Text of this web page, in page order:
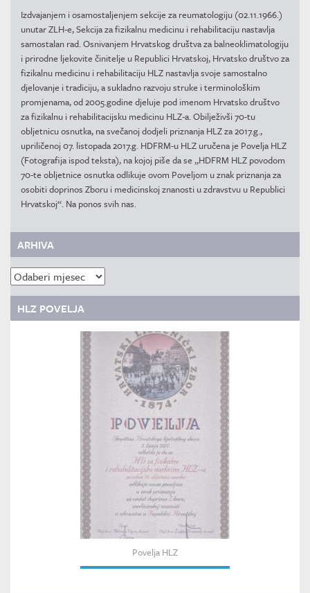
Izdvajanjem i osamostaljenjem sekcije za reumatologiju (02.11.1966.)
unutar ZLH-e, Sekcija za fizikalnu medicinu i rehabilitaciju nastavlja
samostalan rad. Osnivanjem Hrvatskog društva za balneoklimatologiju
i prirodne ljekovite činitelje u Republici Hrvatskoj, Hrvatsko društvo za
fizikalnu medicinu i rehabilitaciju HLZ nastavlja svoje samostalno
djelovanje i tradiciju, a sukladno razvoju struke i terminološkim
promjenama, od 2005.godine djeluje pod imenom Hrvatsko društvo
za fizikalnu i rehabilitacijsku medicinu HLZ-a. Obilježivši 70-tu
obljetnicu osnutka, na svečanoj dodjeli priznanja HLZ za 2017.g.,
upriličenoj 07. listopada 2017.g. HDFRM-u HLZ uručena je Povelja HLZ
(Fotografija ispod teksta), na kojoj piše da se „HDFRM HLZ povodom
70-te obljetnice osnutka odlikuje ovom Poveljom u znak priznanja za
osobiti doprinos Zboru i medicinskoj znanosti u zdravstvu u Republici
Hrvatskoj“. Na ponos svih nas.
ARHIVA
Arhiva
HLZ POVELJA
Povelja HLZ